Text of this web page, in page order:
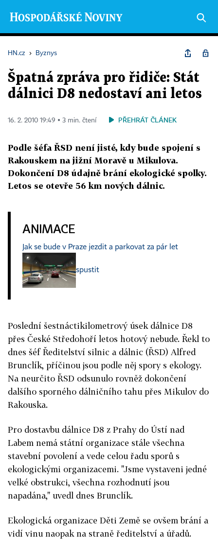
HN.cz › Byznys
Špatná zpráva pro řidiče: Stát
dálnici D8 nedostaví ani letos
16. 2. 2010 19:49 ▪ 3 min. čtení PŘEHRÁT ČLÁNEK
Podle šéfa ŘSD není jisté, kdy bude spojení s
Rakouskem na jižní Moravě u Mikulova.
Dokončení D8 údajně brání ekologické spolky.
Letos se otevře 56 km nových dálnic.
ANIMACE
Jak se bude v Praze jezdit a parkovat za pár let
spustit
Poslední šestnáctikilometrový úsek dálnice D8
přes České Středohoří letos hotový nebude. Řekl to
dnes šéf Ředitelství silnic a dálnic (ŘSD) Alfred
Brunclík, příčinou jsou podle něj spory s ekology.
Na neurčito ŘSD odsunulo rovněž dokončení
dalšího sporného dálničního tahu přes Mikulov do
Rakouska.
Pro dostavbu dálnice D8 z Prahy do Ústí nad
Labem nemá státní organizace stále všechna
stavební povolení a vede celou řadu sporů s
ekologickými organizacemi. "Jsme vystaveni jedné
velké obstrukci, všechna rozhodnutí jsou
napadána," uvedl dnes Brunclík.
Ekologická organizace Děti Země se ovšem brání a
vidí vinu naopak na straně ředitelství a úřadů.